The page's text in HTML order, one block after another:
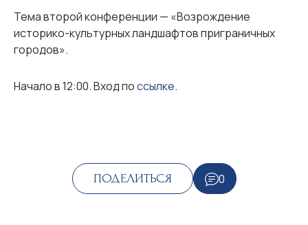
Тема второй конференции — «Возрождение
историко-культурных ландшафтов приграничных
городов».
Начало в 12:00. Вход поссылке.
ПОДЕЛИТЬСЯ 0